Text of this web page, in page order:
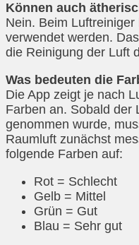
Können auch
Nein. Beim
verwendet werden.
die Reinigung der Luft
Was bedeuten die
Die App zeigt je nach
Farben an. Sobald der
genommen wurde,
Raumluft zunächst
folgende Farben auf:
Rot = Schlecht
Gelb = Mittel
Grün = Gut
Blau = Sehr gut